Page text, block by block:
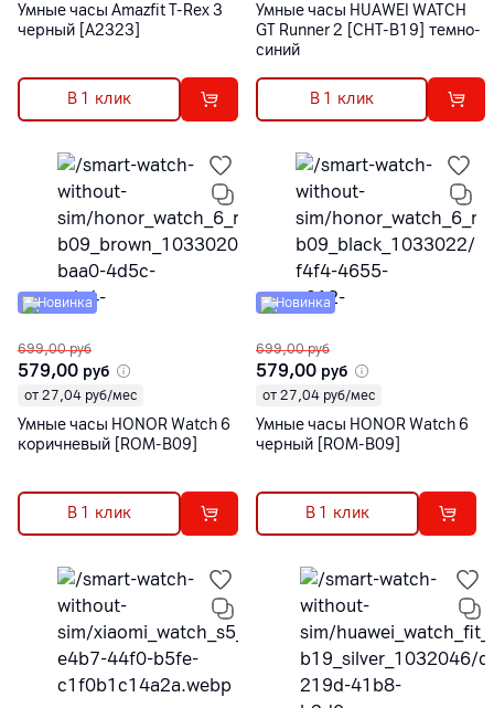
Умные часы Amazfit T-Rex 3
черный [A2323]
В 1 клик
Умные часы HUAWEI WATCH
GT Runner 2 [CHT-B19] темно-
синий
В 1 клик
Новинка
699,00 руб
579,00 руб
от 27,04 руб/мес
Умные часы HONOR Watch 6
коричневый [ROM-B09]
В 1 клик
Новинка
699,00 руб
579,00 руб
от 27,04 руб/мес
Умные часы HONOR Watch 6
черный [ROM-B09]
В 1 клик